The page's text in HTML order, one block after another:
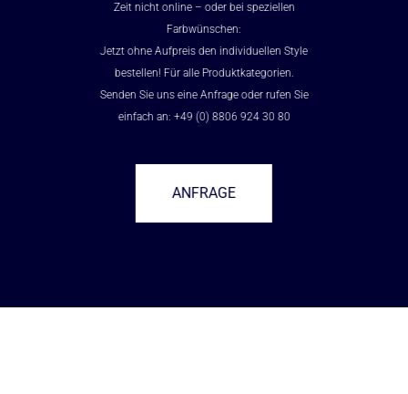
Zeit nicht online – oder bei speziellen
Farbwünschen:
Jetzt ohne Aufpreis den individuellen Style
bestellen! Für alle Produktkategorien.
Senden Sie uns eine Anfrage oder rufen Sie
einfach an: +49 (0) 8806 924 30 80
ANFRAGE